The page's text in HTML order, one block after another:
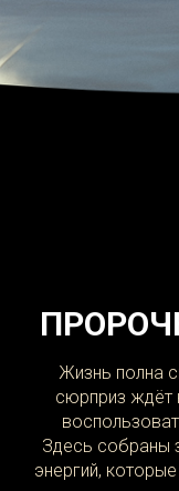
Жизнь полна
сюрприз
Здесь собраны
энергий,